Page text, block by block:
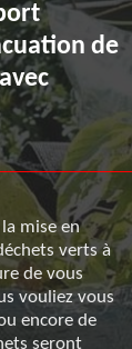
de
mise en
verts à
de vous
vouliez vous
encore de
seront